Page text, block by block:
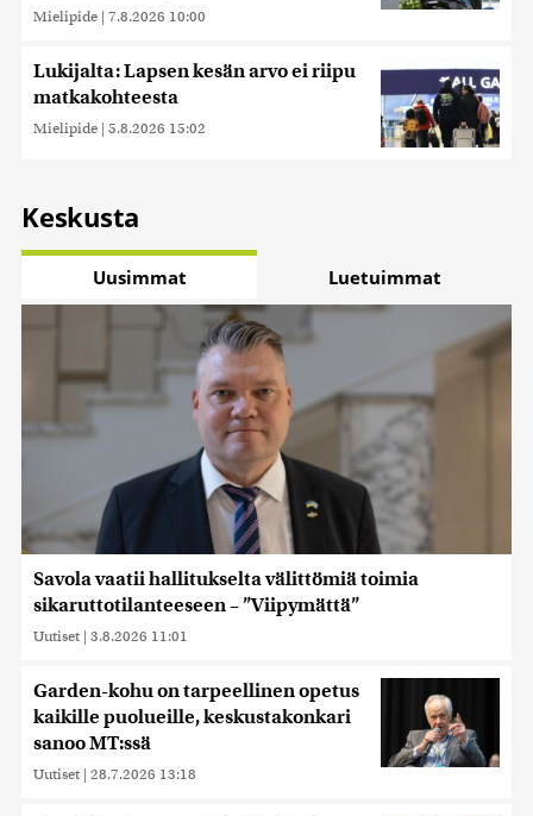
Mielipide | 7.8.2026 10:00
Lukijalta: Lapsen kesän arvo ei riipu
matkakohteesta
Mielipide | 5.8.2026 15:02
Keskusta
Uusimmat Luetuimmat
Savola vaatii hallitukselta välittömiä toimia
sikaruttotilanteeseen – ”Viipymättä”
Uutiset | 3.8.2026 11:01
Garden-kohu on tarpeellinen opetus
kaikille puolueille, keskustakonkari
sanoo MT:ssä
Uutiset | 28.7.2026 13:18